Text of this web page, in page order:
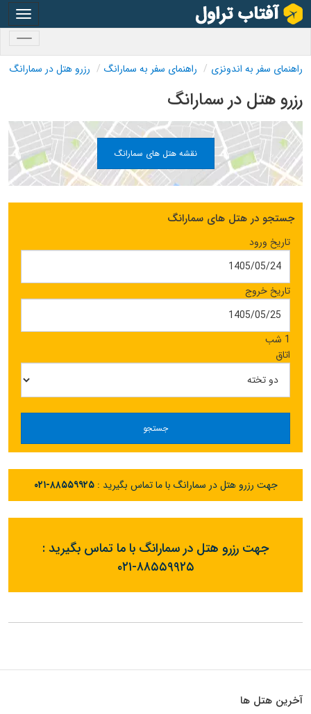
راهنمای سفر به اندونزی راهنمای سفر به سمارانگ رزرو هتل در سمارانگ
رزرو هتل در سمارانگ
نقشه هتل های سمارانگ
جستجو در هتل های سمارانگ
تاریخ ورود
تاریخ خروج
1 شب
اتاق
جستجو
جهت رزرو هتل در سمارانگ با ما تماس بگیرید :۰۲۱-۸۸۵۵۹۹۲۵
جهت رزرو هتل در سمارانگ با ما تماس بگیرید :
۰۲۱-۸۸۵۵۹۹۲۵
آخرین هتل ها